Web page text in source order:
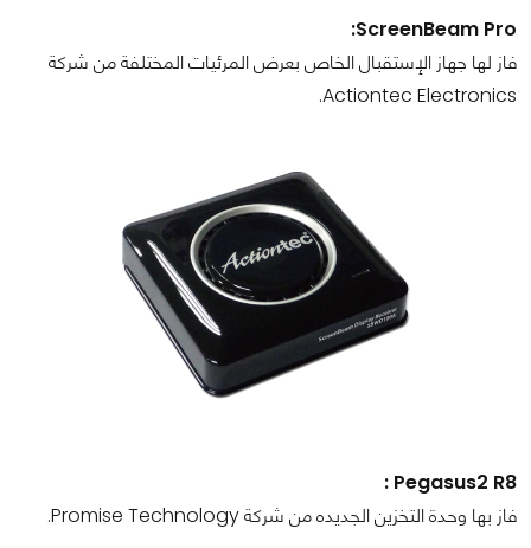
ScreenBeam Pro:
فاز لها جهاز الإستقبال الخاص بعرض المرئيات المختلفة من شركة
Actiontec Electronics.
Pegasus2 R8 :
فاز بها وحدة التخزين الجديده من شركة Promise Technology.